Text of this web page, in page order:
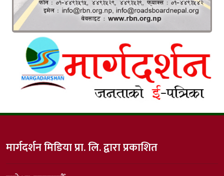
मार्गदर्शन मिडिया प्रा. लि. द्वारा प्रकाशित